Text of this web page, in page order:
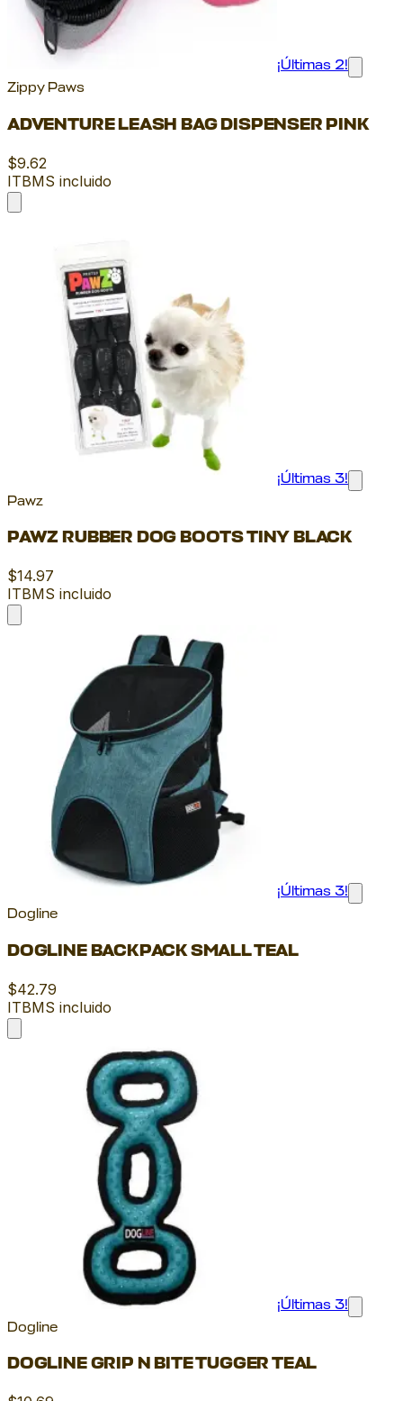
¡Últimas 2!
Zippy Paws
ADVENTURE LEASH BAG DISPENSER PINK
$9.62
ITBMS incluido
¡Últimas 3!
Pawz
PAWZ RUBBER DOG BOOTS TINY BLACK
$14.97
ITBMS incluido
¡Últimas 3!
Dogline
DOGLINE BACKPACK SMALL TEAL
$42.79
ITBMS incluido
¡Últimas 3!
Dogline
DOGLINE GRIP N BITE TUGGER TEAL